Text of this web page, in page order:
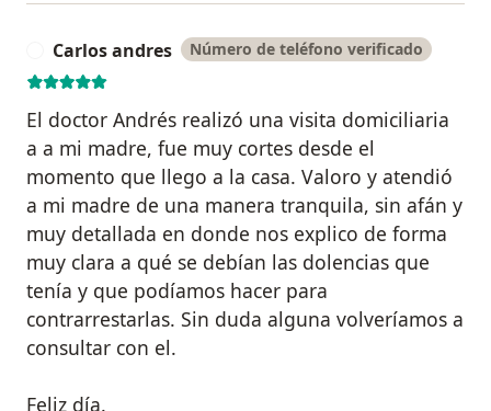
Carlos andres Número de teléfono verificado
El doctor Andrés realizó una visita domiciliaria
a a mi madre, fue muy cortes desde el
momento que llego a la casa. Valoro y atendió
a mi madre de una manera tranquila, sin afán y
muy detallada en donde nos explico de forma
muy clara a qué se debían las dolencias que
tenía y que podíamos hacer para
contrarrestarlas. Sin duda alguna volveríamos a
consultar con el.
Feliz día.